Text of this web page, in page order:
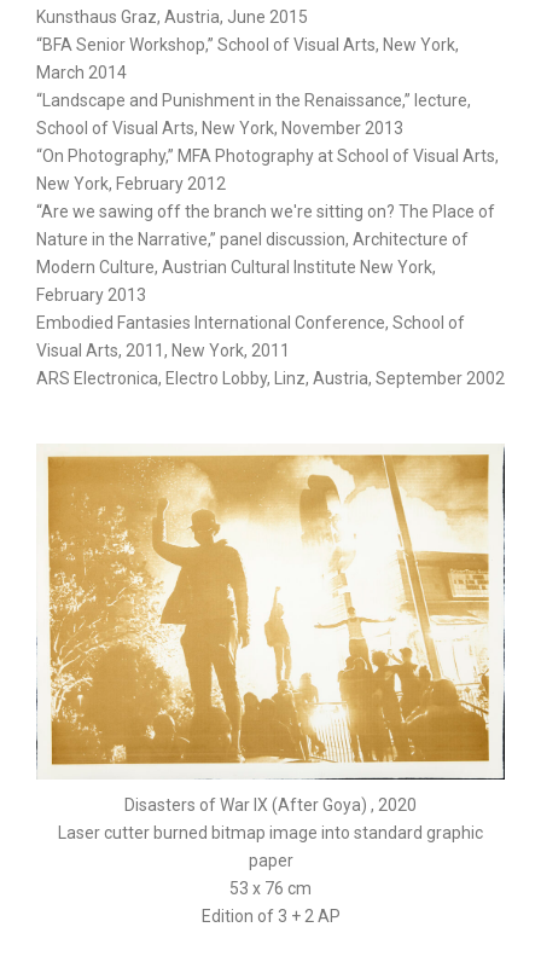
Kunsthaus Graz, Austria, June 2015
“BFA Senior Workshop,” School of Visual Arts, New York,
March 2014
“Landscape and Punishment in the Renaissance,” lecture,
School of Visual Arts, New York, November 2013
“On Photography,” MFA Photography at School of Visual Arts,
New York, February 2012
“Are we sawing off the branch we're sitting on? The Place of
Nature in the Narrative,” panel discussion, Architecture of
Modern Culture, Austrian Cultural Institute New York,
February 2013
Embodied Fantasies International Conference, School of
Visual Arts, 2011, New York, 2011
ARS Electronica, Electro Lobby, Linz, Austria, September 2002
Disasters of War IX (After Goya) , 2020
Laser cutter burned bitmap image into standard graphic
paper
53 x 76 cm
Edition of 3 + 2 AP